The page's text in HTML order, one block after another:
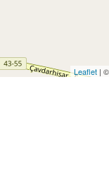
Leaflet | ©